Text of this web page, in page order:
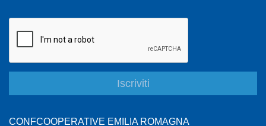
CONFCOOPERATIVE EMILIA ROMAGNA